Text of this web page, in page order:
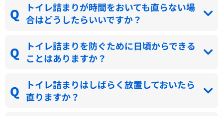
トイレ詰まりが時間をおいても直らない場
合はどうしたらいいですか？
トイレ詰まりを防ぐために日頃からできる
ことはありますか？
トイレ詰まりはしばらく放置しておいたら
直りますか？